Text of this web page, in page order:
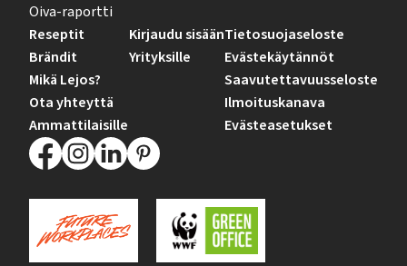
Oiva-raportti
Reseptit
Brändit
Mikä Lejos?
Ota yhteyttä
Ammattilaisille
Kirjaudu sisään
Yrityksille
Tietosuojaseloste
Evästekäytännöt
Saavutettavuusseloste
Ilmoituskanava
Evästeasetukset